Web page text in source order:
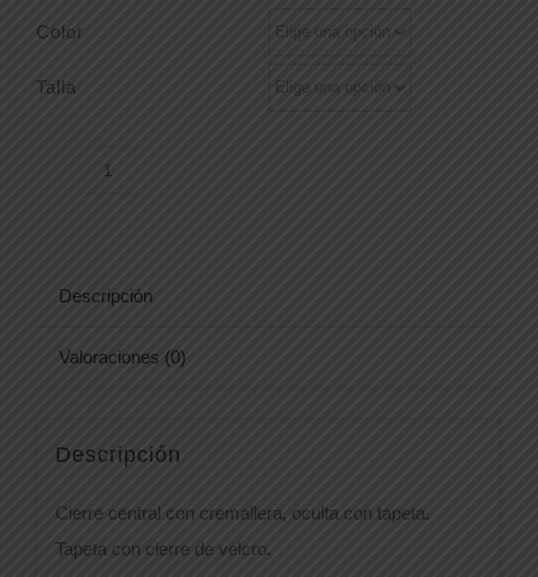
Color
Talla
Descripción
Valoraciones (0)
Descripción
Cierre central con cremallera, oculta con tapeta.
Tapeta con cierre de velcro.